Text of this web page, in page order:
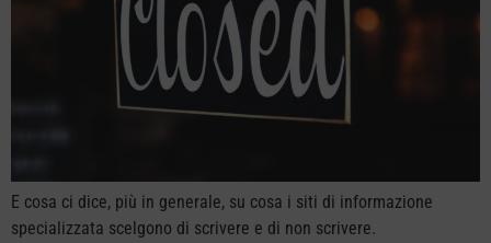
E cosa ci dice, più in generale, su cosa i siti di informazione
specializzata scelgono di scrivere e di non scrivere.